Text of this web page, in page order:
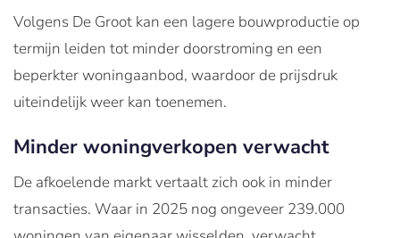
Volgens De Groot kan een lagere bouwproductie op
termijn leiden tot minder doorstroming en een
beperkter woningaanbod, waardoor de prijsdruk
uiteindelijk weer kan toenemen.
Minder woningverkopen verwacht
De afkoelende markt vertaalt zich ook in minder
transacties. Waar in 2025 nog ongeveer 239.000